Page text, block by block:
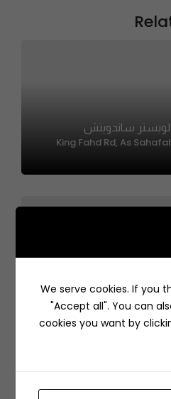
7261 King Fahd Rd, As
Prince Faisal Bin Fahd
#13, Al
We serve cookies. If you
"Accept all". You can
cookies you want by